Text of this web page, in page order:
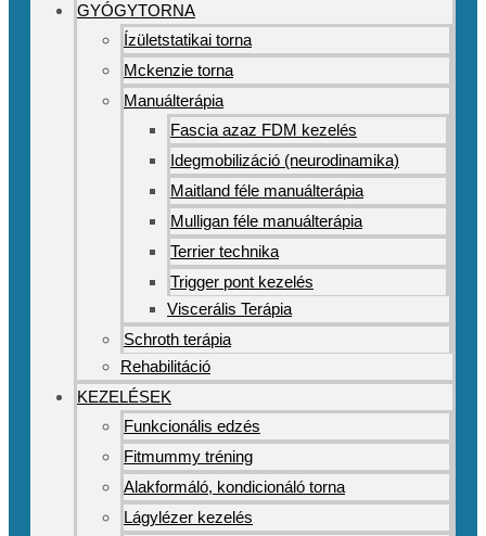
GYÓGYTORNA
Ízületstatikai torna
Mckenzie torna
Manuálterápia
Fascia azaz FDM kezelés
Idegmobilizáció (neurodinamika)
Maitland féle manuálterápia
Mulligan féle manuálterápia
Terrier technika
Trigger pont kezelés
Viscerális Terápia
Schroth terápia
Rehabilitáció
KEZELÉSEK
Funkcionális edzés
Fitmummy tréning
Alakformáló, kondicionáló torna
Lágylézer kezelés